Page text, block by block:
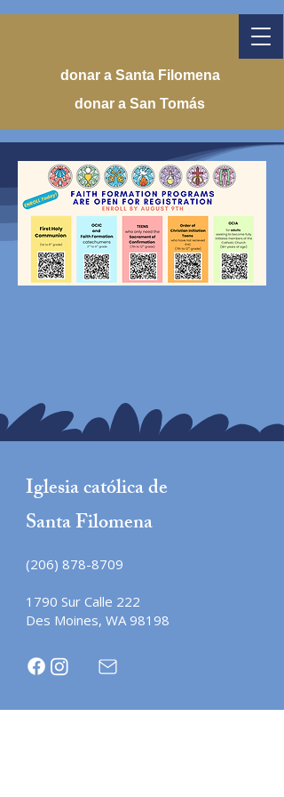
donar a Santa Filomena
donar a San Tomás
Iglesia católica de
Santa Filomena
(206) 878-8709
1790 Sur Calle 222
Des Moines, WA 98198